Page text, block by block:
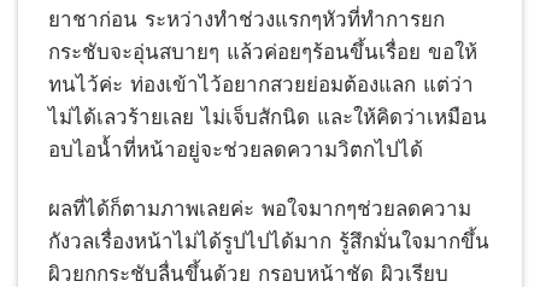
ยาชาก่อน ระหว่างทำช่วงแรกๆหัวที่ทำการยก
กระชับจะอุ่นสบายๆ แล้วค่อยๆร้อนขึ้นเรื่อย ขอให้
ทนไว้ค่ะ ท่องเข้าไว้อยากสวยย่อมต้องแลก แต่ว่า
ไม่ได้เลวร้ายเลย ไม่เจ็บสักนิด และให้คิดว่าเหมือน
อบไอน้ำที่หน้าอยู่จะช่วยลดความวิตกไปได้
ผลที่ได้ก็ตามภาพเลยค่ะ พอใจมากๆช่วยลดความ
กังวลเรื่องหน้าไม่ได้รูปไปได้มาก รู้สึกมั่นใจมากขึ้น
ผิวยกกระชับลื่นขึ้นด้วย กรอบหน้าชัด ผิวเรียบ